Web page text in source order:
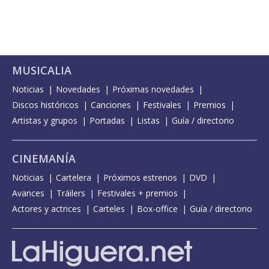
MUSICALIA
Noticias Novedades
Próximas novedades
Discos históricos
Canciones Festivales
Premios
Artistas y grupos
Portadas Listas Guía / directorio
CINEMANÍA
Noticias Cartelera Próximos estrenos
DVD
Avances
Tráilers
Festivales + premios
Actores y actrices
Carteles Box-office Guía / directorio